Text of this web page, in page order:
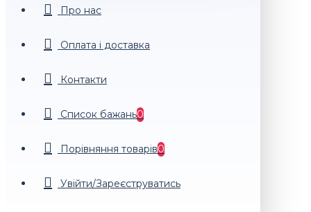
Про нас
Оплата і доставка
Контакти
Список бажань0
Порiвняння товарiв0
Увійти/Зареєструватись